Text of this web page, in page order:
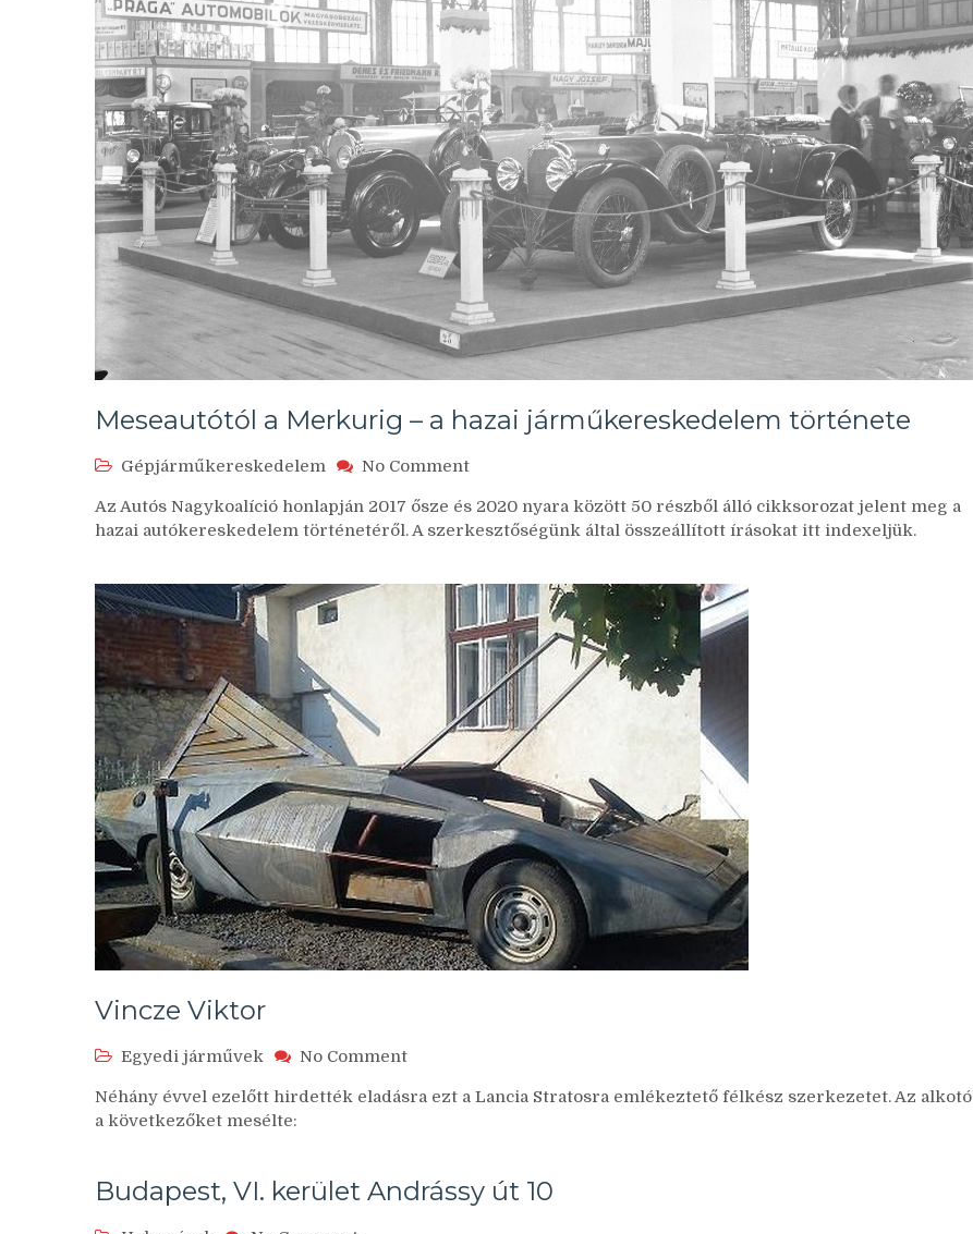
Meseautótól a Merkurig – a hazai járműkereskedelem története
Gépjárműkereskedelem No Commenton
a
Merkurig
hazai
járműkereskedelem
története
Az Autós Nagykoalíció honlapján 2017 ősze és 2020 nyara között 50 részből álló cikksorozat jelent meg a
hazai autókereskedelem történetéről. A szerkesztőségünk által összeállított írásokat itt indexeljük.
Vincze Viktor
Egyedi járművek No Commenton
Viktor
Néhány évvel ezelőtt hirdették eladásra ezt a Lancia Stratosra emlékeztető félkész szerkezetet. Az alkotó
a következőket mesélte:
Budapest, VI. kerület Andrássy út 10